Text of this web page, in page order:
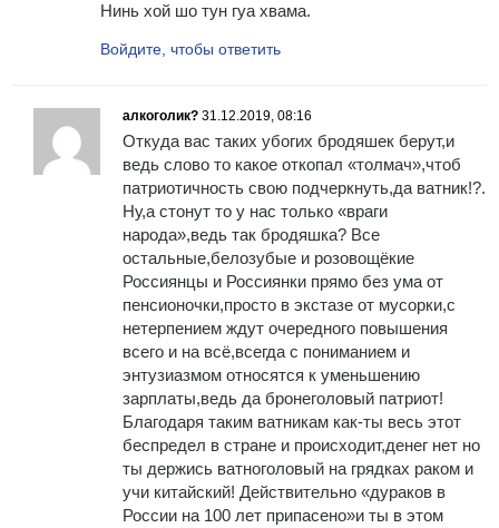
Нинь хой шо тун гуа хвама.
Войдите, чтобы ответить
алкоголик? 31.12.2019, 08:16
Откуда вас таких убогих бродяшек берут,и
ведь слово то какое откопал «толмач»,чтоб
патриотичность свою подчеркнуть,да ватник!?.
Ну,а стонут то у нас только «враги
народа»,ведь так бродяшка? Все
остальные,белозубые и розовощёкие
Россиянцы и Россиянки прямо без ума от
пенсионочки,просто в экстазе от мусорки,с
нетерпением ждут очередного повышения
всего и на всё,всегда с пониманием и
энтузиазмом относятся к уменьшению
зарплаты,ведь да бронеголовый патриот!
Благодаря таким ватникам как-ты весь этот
беспредел в стране и происходит,денег нет но
ты держись ватноголовый на грядках раком и
учи китайский! Действительно «дураков в
России на 100 лет припасено»и ты в этом